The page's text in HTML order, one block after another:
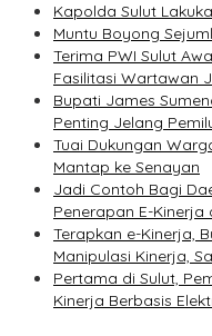
Kapolda Sulut
Muntu Boyong
Terima PWI Sulut
Fasilitasi Wartawan
Bupati James
Penting Jelang
Tuai Dukungan
Mantap ke Senayan
Jadi Contoh Bagi
Penerapan E-
Terapkan e-Kinerja,
Manipulasi Kinerja,
Pertama di Sulut,
Kinerja Berbasis